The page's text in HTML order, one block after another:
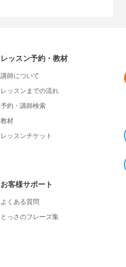
レッスン予約・教材
講師について
レッスンまでの流れ
予約・講師検索
教材
レッスンチケット
お客様サポート
よくある質問
とっさのフレーズ集